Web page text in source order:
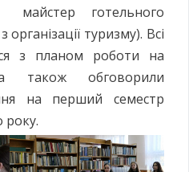
майстер готельного
туризму). Всі
з планом роботи на
також обговорили
на перший семестр
року.